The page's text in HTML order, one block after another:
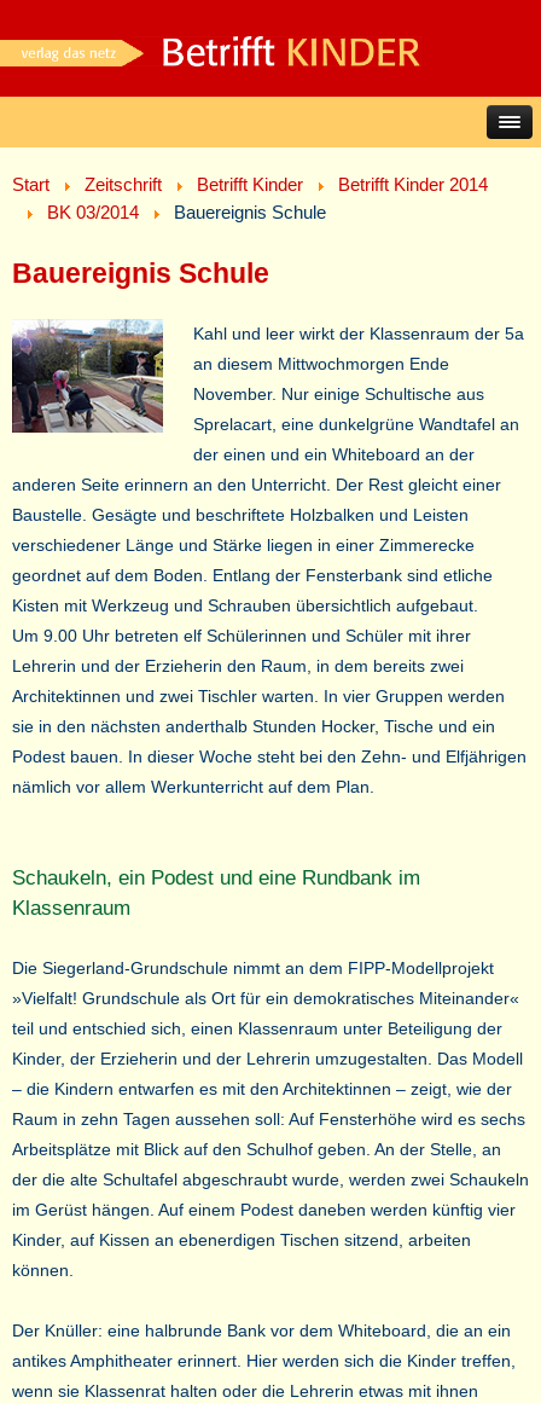
Start Zeitschrift Betrifft Kinder
Betrifft Kinder 2014
BK 03/2014
Bauereignis Schule
Bauereignis Schule
Kahl und leer wirkt der Klassenraum der 5a
an diesem Mittwochmorgen Ende
November. Nur einige Schultische aus
Sprelacart, eine dunkelgrüne Wandtafel an
der einen und ein Whiteboard an der
anderen Seite erinnern an den Unterricht. Der Rest gleicht einer
Baustelle. Gesägte und beschriftete Holzbalken und Leisten
verschiedener Länge und Stärke liegen in einer Zimmerecke
geordnet auf dem Boden. Entlang der Fensterbank sind etliche
Kisten mit Werkzeug und Schrauben übersichtlich aufgebaut.
Um 9.00 Uhr betreten elf Schülerinnen und Schüler mit ihrer
Lehrerin und der Erzieherin den Raum, in dem bereits zwei
Architektinnen und zwei Tischler warten. In vier Gruppen werden
sie in den nächsten anderthalb Stunden Hocker, Tische und ein
Podest bauen. In dieser Woche steht bei den Zehn- und Elfjährigen
nämlich vor allem Werkunterricht auf dem Plan.
Schaukeln, ein Podest und eine Rundbank im
Klassenraum
Die Siegerland-Grundschule nimmt an dem FIPP-Modellprojekt
»Vielfalt! Grundschule als Ort für ein demokratisches Miteinander«
teil und entschied sich, einen Klassenraum unter Beteiligung der
Kinder, der Erzieherin und der Lehrerin umzugestalten. Das Modell
– die Kindern entwarfen es mit den Architektinnen – zeigt, wie der
Raum in zehn Tagen aussehen soll: Auf Fensterhöhe wird es sechs
Arbeitsplätze mit Blick auf den Schulhof geben. An der Stelle, an
der die alte Schultafel abgeschraubt wurde, werden zwei Schaukeln
im Gerüst hängen. Auf einem Podest daneben werden künftig vier
Kinder, auf Kissen an ebenerdigen Tischen sitzend, arbeiten
können.
Der Knüller: eine halbrunde Bank vor dem Whiteboard, die an ein
antikes Amphitheater erinnert. Hier werden sich die Kinder treffen,
wenn sie Klassenrat halten oder die Lehrerin etwas mit ihnen